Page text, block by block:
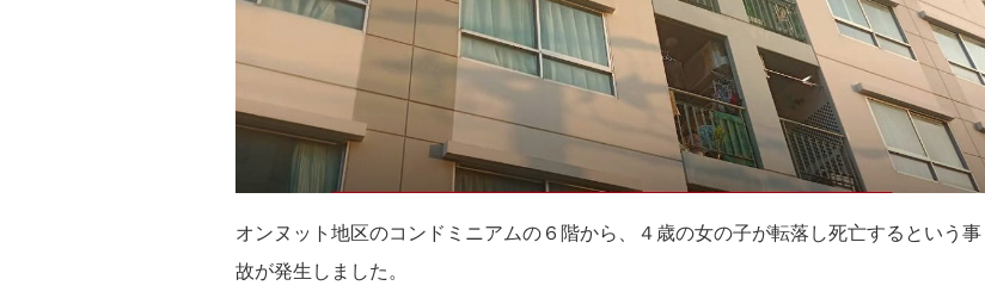
オンヌット地区のコンドミニアムの６階から、４歳の女の子が転落し死亡するという事
故が発生しました。